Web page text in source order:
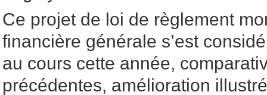
Ce projet de loi de règlement
financière générale s’est
au cours cette année,
précédentes, amélioration